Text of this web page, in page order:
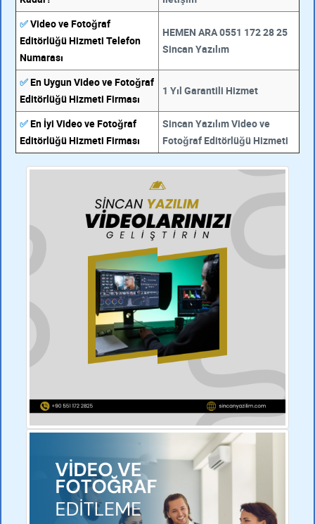
✅Video ve Fotoğraf
Editörlüğü Hizmeti Telefon
Numarası
HEMEN ARA 0551 172 28 25
Sincan Yazılım
✅En Uygun Video ve Fotoğraf
Editörlüğü Hizmeti Firması
1 Yıl Garantili Hizmet
✅En İyi Video ve Fotoğraf
Editörlüğü Hizmeti Firması
Sincan Yazılım Video ve
Fotoğraf Editörlüğü Hizmeti